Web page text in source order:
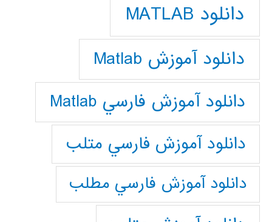
دانلود MATLAB
دانلود آموزش Matlab
دانلود آموزش فارسي Matlab
دانلود آموزش فارسي متلب
دانلود آموزش فارسي مطلب